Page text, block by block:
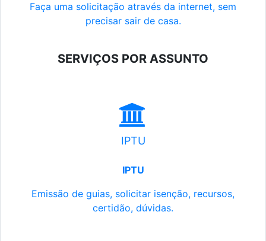
Faça uma solicitação através da internet, sem
precisar sair de casa.
SERVIÇOS POR ASSUNTO
IPTU
IPTU
Emissão de guias, solicitar isenção, recursos,
certidão, dúvidas.